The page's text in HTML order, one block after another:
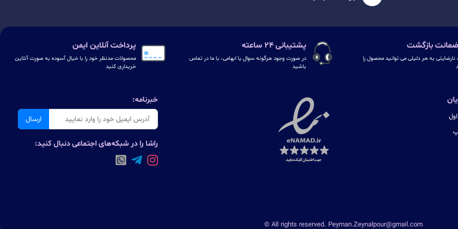
به هر دلیلی می توانید محصول را
پشتیبانی ۲۴ ساعته
در صورت وجود هرگونه سوال یا ابهامی، با ما در تماس
باشید
پرداخت آنلاین ایمن
محصولات مدنظر خود را با خیال آسوده به صورت آنلاین
خریداری کنید
خبرنامه:
ارسال
راشا را در شبکه‌های اجتماعی دنبال کنید:
© All rights reserved. Peyman.Zeynalpour@gmail.com